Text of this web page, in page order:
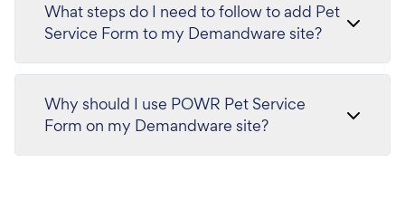
What steps do I need to follow to add Pet
Service Form to my Demandware site?
Why should I use POWR Pet Service
Form on my Demandware site?